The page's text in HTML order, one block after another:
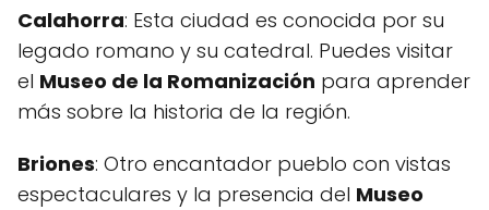
Calahorra: Esta ciudad es conocida por su
legado romano y su catedral. Puedes visitar
el Museo de la Romanización para aprender
más sobre la historia de la región.
Briones: Otro encantador pueblo con vistas
espectaculares y la presencia del Museo